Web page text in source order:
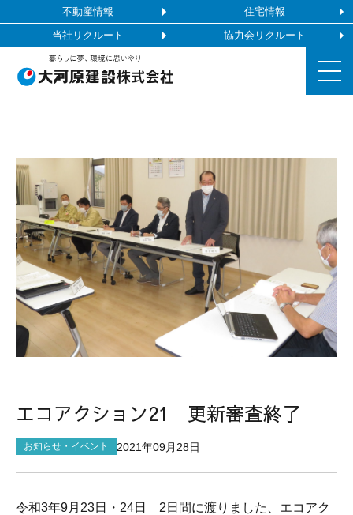
不動産情報
住宅情報
当社リクルート
協力会リクルート
協力会社の皆様へ
お問い合わせ
施工ギャラリー
企業情報
事業内容
エコアクション21 更新審査終了
お知らせ・イベント 2021年09月28日
令和3年9月23日・24日 2日間に渡りました、エコアク